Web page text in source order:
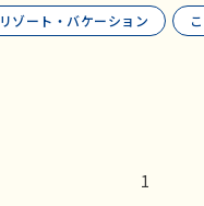
リゾート・バケーション
1